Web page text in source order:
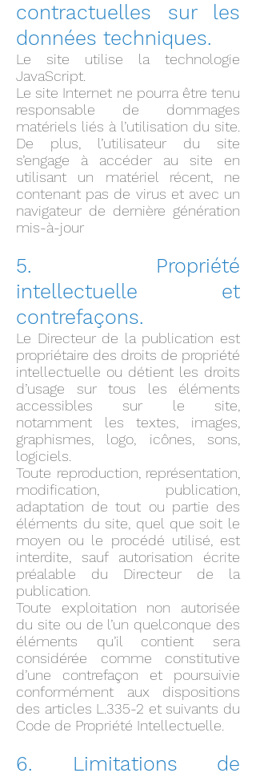
contractuelles sur les
données techniques.
Le site utilise la technologie
JavaScript.
Le site Internet ne pourra être tenu
responsable de dommages
matériels liés à l’utilisation du site.
De plus, l’utilisateur du site
s’engage à accéder au site en
utilisant un matériel récent, ne
contenant pas de virus et avec un
navigateur de dernière génération
mis-à-jour
5. Propriété
intellectuelle et
contrefaçons.
Le Directeur de la publication est
propriétaire des droits de propriété
intellectuelle ou détient les droits
d’usage sur tous les éléments
accessibles sur le site,
notamment les textes, images,
graphismes, logo, icônes, sons,
logiciels.
Toute reproduction, représentation,
modification, publication,
adaptation de tout ou partie des
éléments du site, quel que soit le
moyen ou le procédé utilisé, est
interdite, sauf autorisation écrite
préalable du Directeur de la
publication.
Toute exploitation non autorisée
du site ou de l’un quelconque des
éléments qu’il contient sera
considérée comme constitutive
d’une contrefaçon et poursuivie
conformément aux dispositions
des articles L.335-2 et suivants du
Code de Propriété Intellectuelle.
6. Limitations de